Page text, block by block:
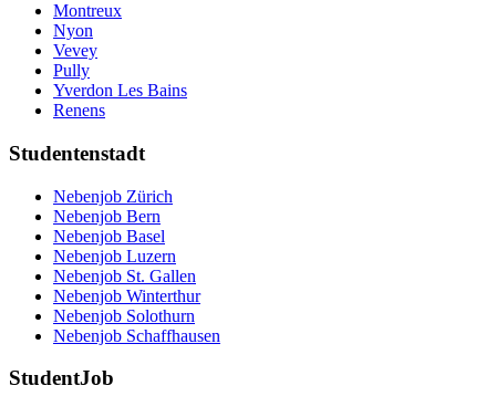
Montreux
Nyon
Vevey
Pully
Yverdon Les Bains
Renens
Studentenstadt
Nebenjob Zürich
Nebenjob Bern
Nebenjob Basel
Nebenjob Luzern
Nebenjob St. Gallen
Nebenjob Winterthur
Nebenjob Solothurn
Nebenjob Schaffhausen
StudentJob